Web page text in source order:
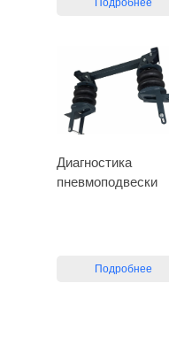
Диагностика
пневмоподвески
Подробнее